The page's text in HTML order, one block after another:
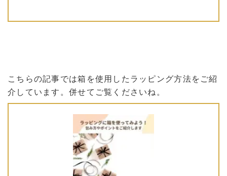
こちらの記事では箱を使用したラッピング方法をご紹
介しています。併せてご覧くださいね。